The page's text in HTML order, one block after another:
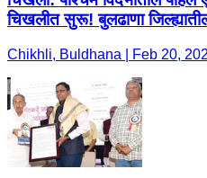
चिखलीत सुरू! बुलढाणा
Chikhli, Buldhana | Feb 20,